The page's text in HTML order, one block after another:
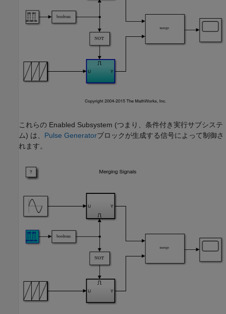
これらの Enabled Subsystem (つまり、条件付き実行サブシステ
ム) は、 Pulse Generatorブロックが生成する信号によって制御さ
れます。